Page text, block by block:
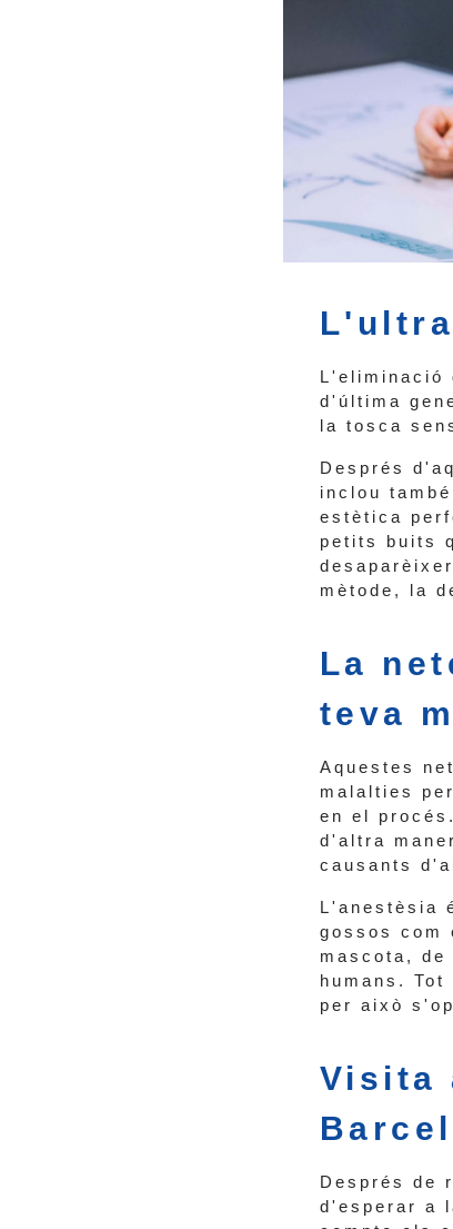
L'eliminació
d'última
la tosca
Després
inclou
estètica
petits buits
mètode, la
La
teva
Aquestes
malalties
en el
d'altra
causants
L'anestèsia
gossos com
mascota,
humans.
per això
Visita
Després de
d'esperar a